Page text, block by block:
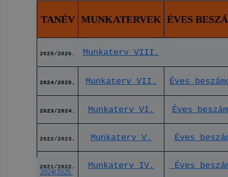
TANÉV MUNKATERVEK ÉVES
2025/2026. Munkaterv VIII.
2024/2025. Munkaterv VII. Éves
2023/2024. Munkaterv VI. Éves
2022/2023. Munkaterv V. Éves
2021/2022. Munkaterv IV. Éves
2024/2025.